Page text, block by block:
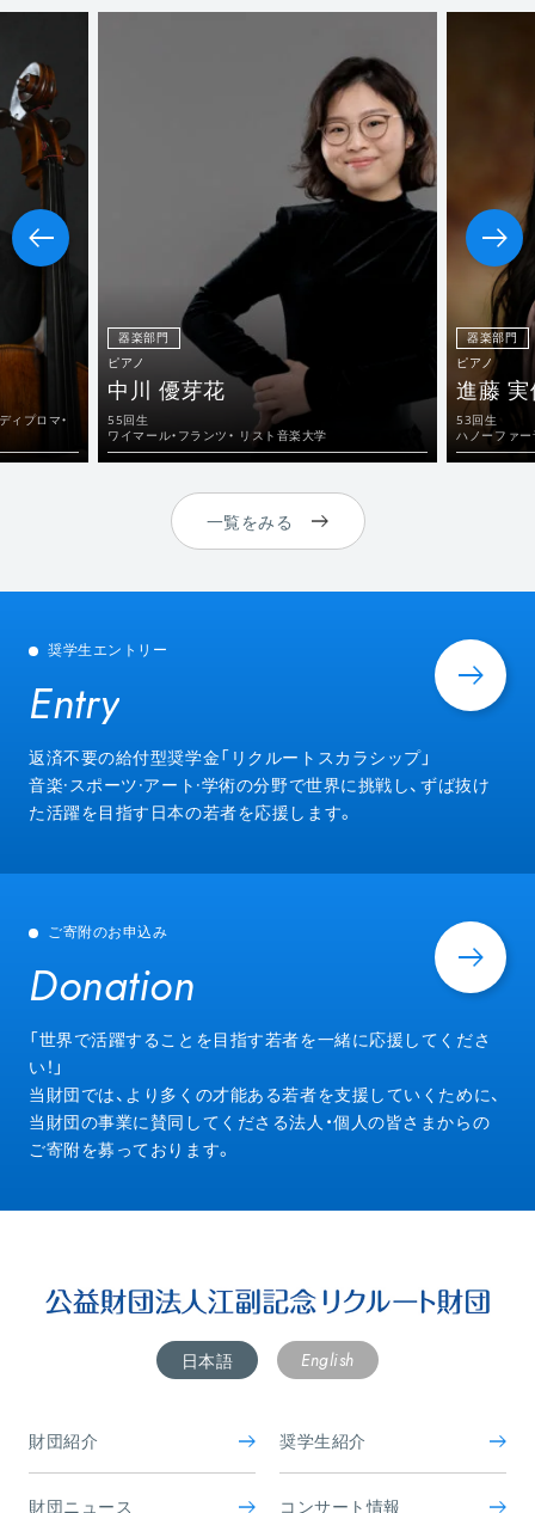
ィプロマ・
器楽部門
ピアノ
中川 優芽花
55回生
ワイマール・フランツ・ リスト音楽大学
器楽部門
ピアノ
進藤 実
53回生
ハノーファ
一覧をみる
奨学生エントリー
Entry
Entry
返済不要の給付型奨学金「リクルートスカラシップ」
音楽·スポーツ·アート·学術の分野で世界に挑戦し、ずば抜け
た活躍を目指す日本の若者を応援します。
ご寄附のお申込み
Donation
Donation
「世界で活躍することを目指す若者を一緒に応援してくださ
い！」
当財団では、より多くの才能ある若者を支援していくために、
当財団の事業に賛同してくださる法人・個人の皆さまからの
ご寄附を募っております。
日本語 English
財団紹介 奨学生紹介
財団ニュース コンサート情報